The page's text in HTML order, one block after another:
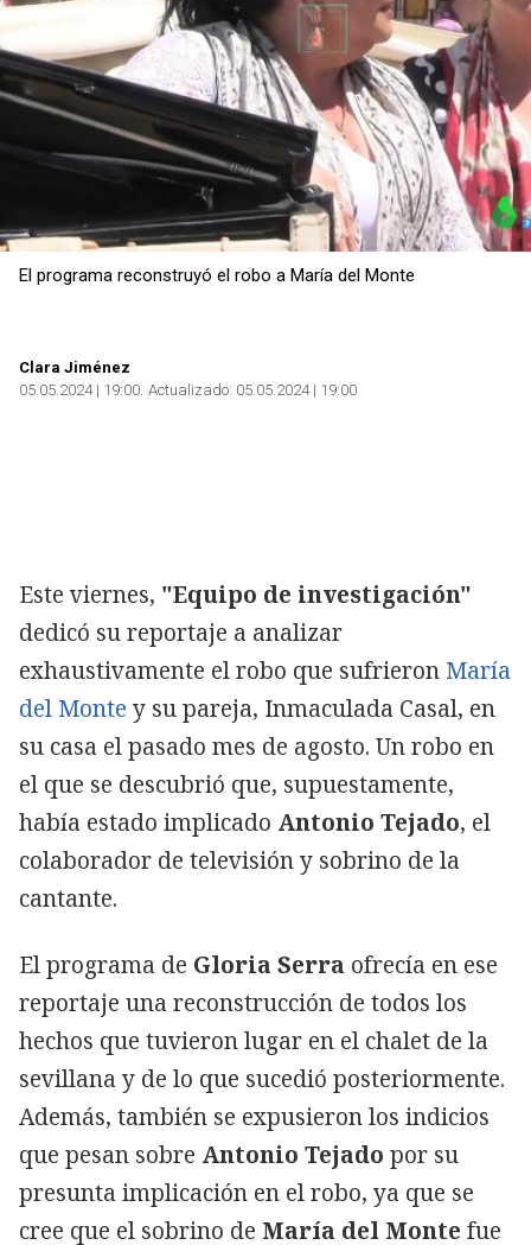
El programa reconstruyó el robo a María del Monte
Clara Jiménez
05.05.2024 | 19:00 Actualizado: 05.05.2024 | 19:00
Este viernes, "Equipo de investigación"
dedicó su reportaje a analizar
exhaustivamente el robo que sufrieron María
del Monte y su pareja, Inmaculada Casal, en
su casa el pasado mes de agosto. Un robo en
el que se descubrió que, supuestamente,
había estado implicado Antonio Tejado, el
colaborador de televisión y sobrino de la
cantante.
El programa de Gloria Serra ofrecía en ese
reportaje una reconstrucción de todos los
hechos que tuvieron lugar en el chalet de la
sevillana y de lo que sucedió posteriormente.
Además, también se expusieron los indicios
que pesan sobre Antonio Tejado por su
presunta implicación en el robo, ya que se
cree que el sobrino de María del Monte fue